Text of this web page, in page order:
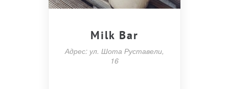
Milk Bar
Адрес: ул. Шота Руставели,
16